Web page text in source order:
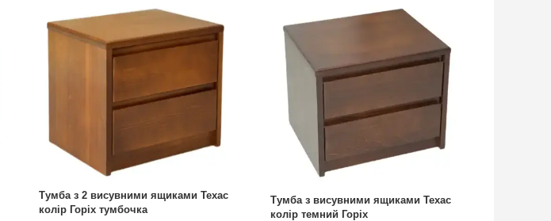
Тумба з 2 висувними ящиками Техас
колір Горіх тумбочка
Тумба з висувними ящиками Техас
колір темний Горіх